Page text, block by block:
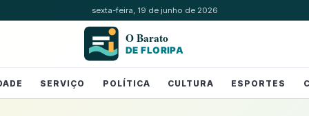
sexta-feira, 19 de junho de 2026
SERVIÇO POLÍTICA CULTURA ESPORTES